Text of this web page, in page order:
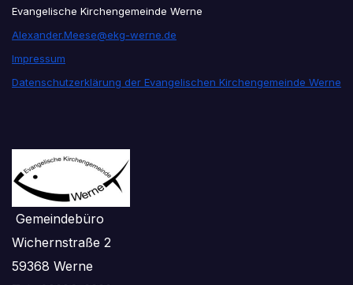
Evangelische Kirchengemeinde Werne
Alexander.Meese@ekg-werne.de
Impressum
Datenschutzerklärung der Evangelischen Kirchengemeinde Werne
Gemeindebüro
Wichernstraße 2
59368 Werne